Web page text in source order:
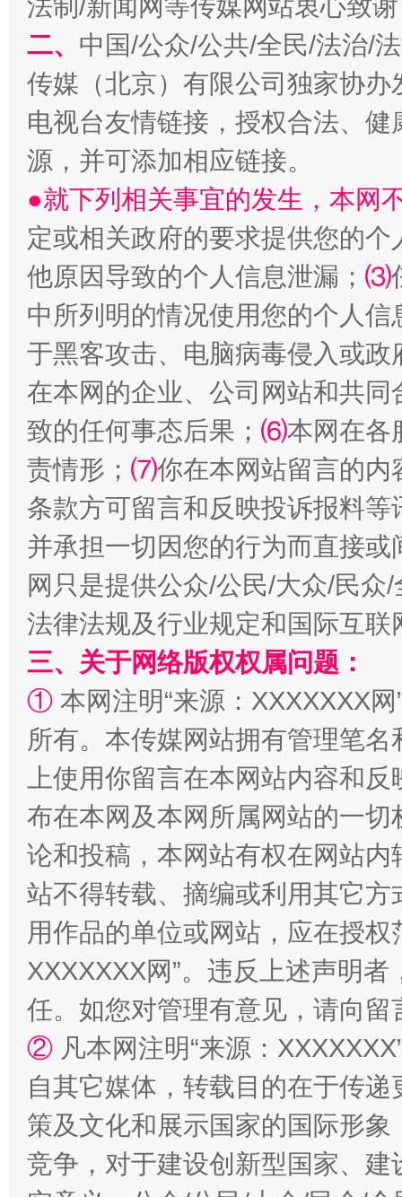
阿坝州三大球赛在茂县开幕 规模
国家大学科技园优化重塑工作
扯下公款旅游的“隐身衣” 如何以
“蜀中异人”王建安的艺术幻境
法制/新闻网等传媒网站衷心致
二、 中国/公众/公共/全民/法治/
传媒（北京）有限公司独家协
电视台友情链接，授权合法、
源，并可添加相应链接。
●就下列相关事宜的发生，本网
定或相关政府的要求提供您的个
他原因导致的个人信息泄漏； ⑶
中所列明的情况使用您的个人
于黑客攻击、电脑病毒侵入或
在本网的企业、公司网站和共
致的任何事态后果； ⑹本网在各
责情形； ⑺你在本网站留言的内
条款方可留言和反映投诉报料
并承担一切因您的行为而直接
网只是提供公众/公民/大众/民
法律法规及行业规定和国际互
三、关于网络版权权属问题：
① 本网注明“来源：XXXXXXX
所有。本传媒网站拥有管理笔
上使用你留言在本网站内容和
布在本网及本网所属网站的一
论和投稿，本网站有权在网站
站不得转载、摘编或利用其它
用作品的单位或网站，应在授
XXXXXXX网”。违反上述声明
任。如您对管理有意见，请向
② 凡本网注明“来源：
自其它媒体，转载目的在于传
策及文化和展示国家的国际形
竞争，对于建设创新型国家、